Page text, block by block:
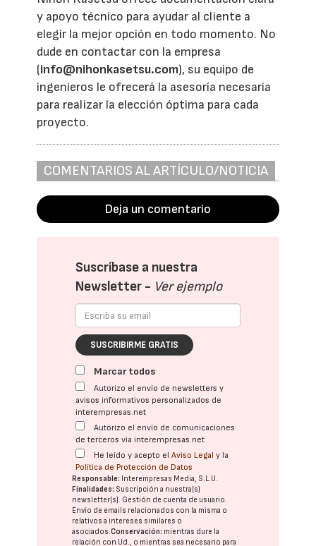
y apoyo técnico para ayudar al cliente a
elegir la mejor opción en todo momento. No
dude en contactar con la empresa
(info@nihonkasetsu.com), su equipo de
ingenieros le ofrecerá la asesoría necesaria
para realizar la elección óptima para cada
proyecto.
COMENTARIOS AL ARTÍCULO/NOTICIA
Deja un comentario
Suscríbase a nuestra
Newsletter - Ver ejemplo
SUSCRIBIRME GRATIS
Marcar todos
Autorizo el envío de newsletters y
avisos informativos personalizados de
interempresas.net
Autorizo el envío de comunicaciones
de terceros vía interempresas.net
He leído y acepto elAviso Legal y la
Política de Protección de Datos
Responsable: Interempresas Media, S.L.U.
Finalidades: Suscripción a nuestra(s)
newsletter(s). Gestión de cuenta de usuario.
Envío de emails relacionados con la misma o
relativos a intereses similares o
asociados.Conservación: mientras dure la
relación con Ud., o mientras sea necesario para